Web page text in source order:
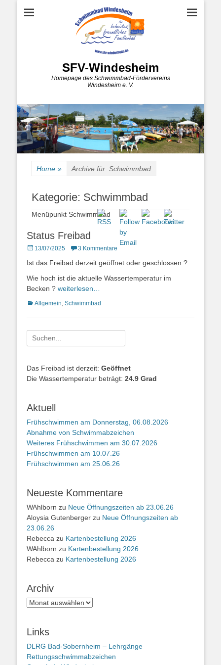
SFV-Windesheim
Homepage des Schwimmbad-Fördervereins
Windesheim e. V.
Home » Archive für Schwimmbad
Kategorie: Schwimmbad
Menüpunkt Schwimmbad
Status Freibad
Posted
13/07/2025 3 Kommentare
Ist das Freibad derzeit geöffnet oder geschlossen ?
Wie hoch ist die aktuelle Wassertemperatur im
Becken ? weiterlesen…
Kategorien
Allgemein, Schwimmbad
Suche
nach:
Das Freibad ist derzeit: Geöffnet
Die Wassertemperatur beträgt: 24.9 Grad
Aktuell
Frühschwimmen am Donnerstag, 06.08.2026
Abnahme von Schwimmabzeichen
Weiteres Frühschwimmen am 30.07.2026
Frühschwimmen am 10.07.26
Frühschwimmen am 25.06.26
Neueste Kommentare
WAhlborn zu Neue Öffnungszeiten ab 23.06.26
Aloysia Gutenberger zu Neue Öffnungszeiten ab
23.06.26
Rebecca zu Kartenbestellung 2026
WAhlborn zu Kartenbestellung 2026
Rebecca zu Kartenbestellung 2026
Archiv
Archiv
Links
DLRG Bad-Sobernheim – Lehrgänge
Rettungsschwimmabzeichen